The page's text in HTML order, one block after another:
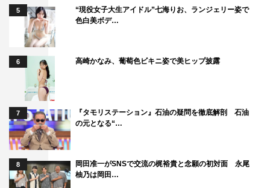
5
“現役女子大生アイドル”七海りお、ランジェリー姿で
色白美ボデ…
6 高崎かなみ、葡萄色ビキニ姿で美ヒップ披露
7
『タモリステーション』石油の疑問を徹底解剖 石油
の元となる“…
8
岡田准一がSNSで交流の梶裕貴と念願の初対面 永尾
柚乃は岡田…